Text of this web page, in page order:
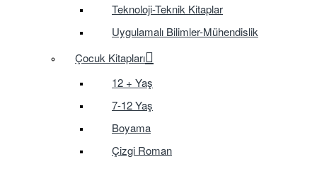
Teknoloji-Teknik Kitaplar
Uygulamalı Bilimler-Mühendislik
Çocuk Kitapları
12 + Yaş
7-12 Yaş
Boyama
Çizgi Roman